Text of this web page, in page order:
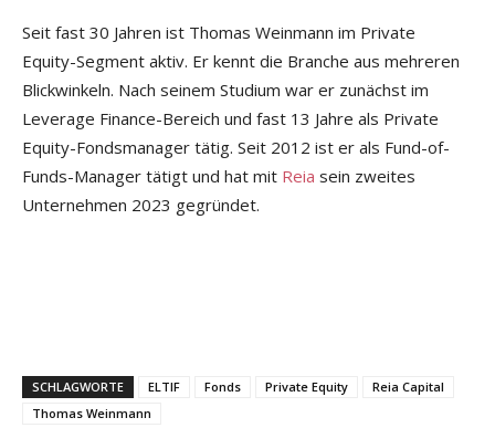
Seit fast 30 Jahren ist Thomas Weinmann im Private
Equity-Segment aktiv. Er kennt die Branche aus mehreren
Blickwinkeln. Nach seinem Studium war er zunächst im
Leverage Finance-Bereich und fast 13 Jahre als Private
Equity-Fondsmanager tätig. Seit 2012 ist er als Fund-of-
Funds-Manager tätigt und hat mit Reia sein zweites
Unternehmen 2023 gegründet.
SCHLAGWORTE ELTIF Fonds Private Equity
Reia Capital
Thomas Weinmann